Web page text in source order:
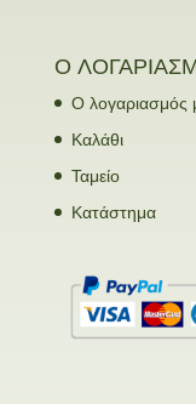
Ο
Ο λογαριασμός
Καλάθι
Ταμείο
Κατάστημα